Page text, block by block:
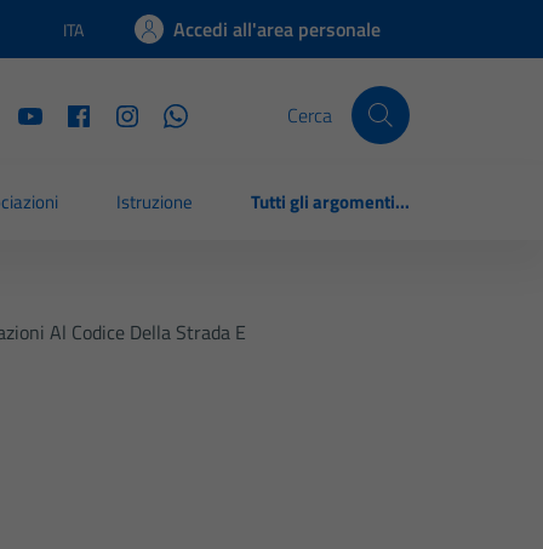
Lingua attiva:
ITA Accedi all'area personale
Cerca
Istruzione Tutti gli argomenti...
Al Codice Della Strada E